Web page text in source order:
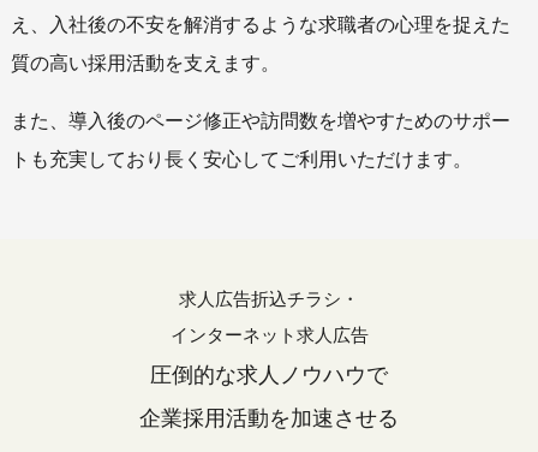
え、入社後の不安を解消するような求職者の心理を捉えた
質の高い採用活動を支えます。
また、導入後のページ修正や訪問数を増やすためのサポー
トも充実しており長く安心してご利用いただけます。
求人広告折込チラシ・
インターネット求人広告
圧倒的な求人ノウハウで
企業採用活動を加速させる